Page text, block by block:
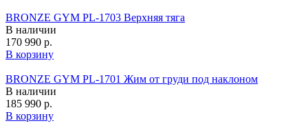
BRONZE GYM PL-1703 Верхняя тяга
В наличии
170 990 р.
В корзину
BRONZE GYM PL-1701 Жим от груди под наклоном
В наличии
185 990 р.
В корзину